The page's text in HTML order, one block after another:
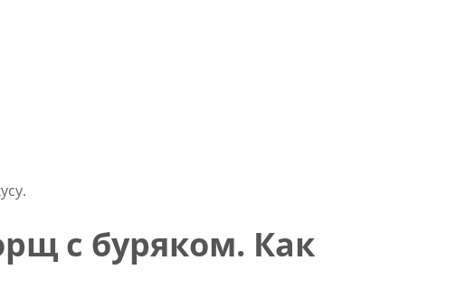
с буряком. Как